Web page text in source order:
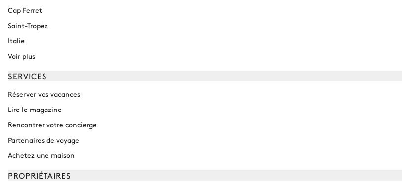
Cap Ferret
Saint-Tropez
Italie
Voir plus
SERVICES
Réserver vos vacances
Lire le magazine
Rencontrer votre concierge
Partenaires de voyage
Achetez une maison
PROPRIÉTAIRES